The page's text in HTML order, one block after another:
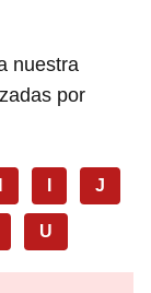
nuestra
por
J
U